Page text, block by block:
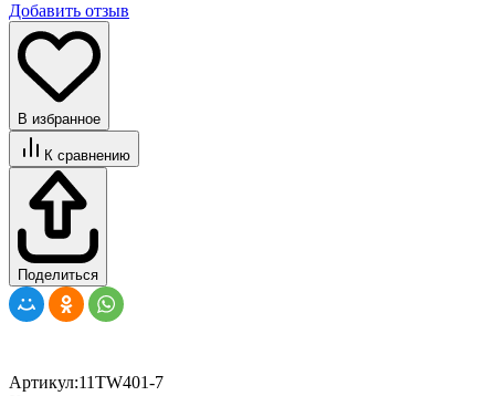
Добавить отзыв
В избранное
К сравнению
Поделиться
Артикул:11TW401-7